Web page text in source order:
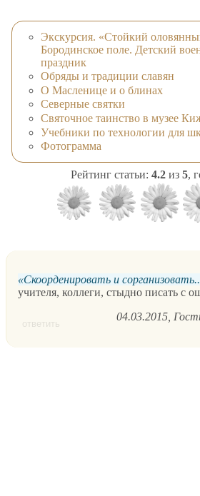
Экскурсия. «Стойкий
Бородинское поле. Детский
праздник
Обряды и традиции славян
О Масленице и о блинах
Северные святки
Святочное таинство в музее
Учебники по технологии для
Фотограмма
Рейтинг статьи: 4.2 из 5,
Скоорденировать и
учителя, коллеги, стыдно писать с
ответить
04.03.2015